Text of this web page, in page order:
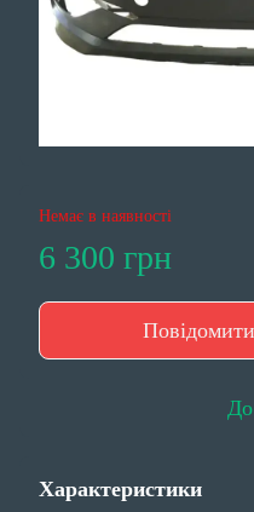
Немає в наявності
6 300 грн
До
Характеристики